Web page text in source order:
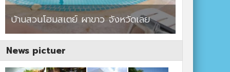
ร้านอาหาร By แม่แฝด
News pictuer